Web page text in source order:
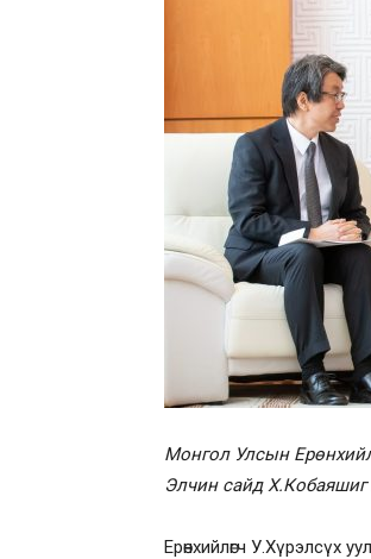
Монгол Улсын
Элчин сайд Х.Кобаяшиг
Ерөнхийлөгч У.Хүрэлсүх